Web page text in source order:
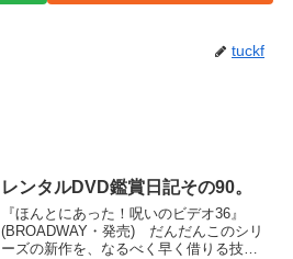
tuckf
レンタルDVD鑑賞日記その90。
『ほんとにあった！呪いのビデオ36』
(BROADWAY・発売) だんだんこのシリ
ーズの新作を、なるべく早く借りる技が